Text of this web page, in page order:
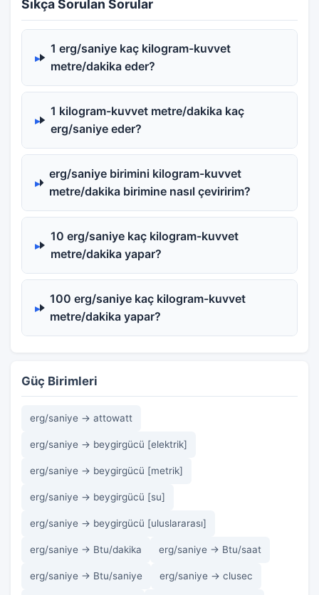
Sıkça Sorulan Sorular
1 erg/saniye kaç kilogram-kuvvet
metre/dakika eder?
1 kilogram-kuvvet metre/dakika kaç
erg/saniye eder?
erg/saniye birimini kilogram-kuvvet
metre/dakika birimine nasıl çeviririm?
10 erg/saniye kaç kilogram-kuvvet
metre/dakika yapar?
100 erg/saniye kaç kilogram-kuvvet
metre/dakika yapar?
Güç Birimleri
erg/saniye → attowatt
erg/saniye → beygirgücü [elektrik]
erg/saniye → beygirgücü [metrik]
erg/saniye → beygirgücü [su]
erg/saniye → beygirgücü [uluslararası]
erg/saniye → Btu/dakika erg/saniye → Btu/saat
erg/saniye → Btu/saniye erg/saniye → clusec